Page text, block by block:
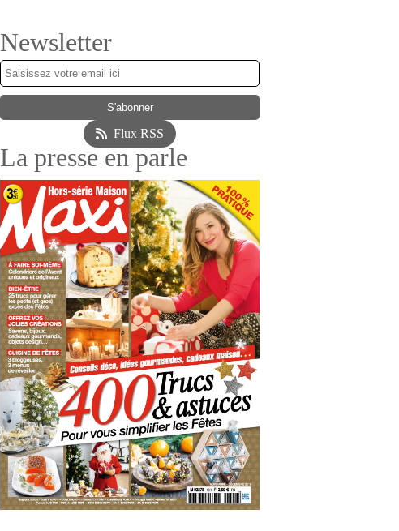
Newsletter
Flux RSS
La presse en parle